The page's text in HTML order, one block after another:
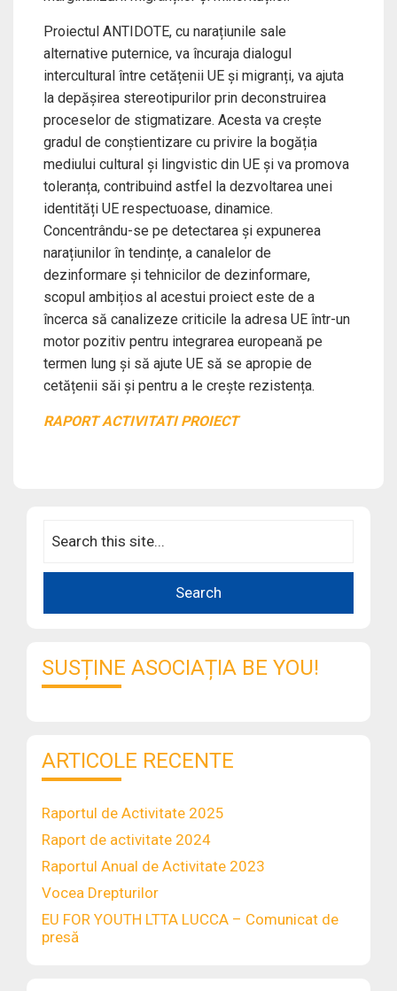
Proiectul ANTIDOTE, cu narațiunile sale
alternative puternice, va încuraja dialogul
intercultural între cetățenii UE și migranți, va ajuta
la depășirea stereotipurilor prin deconstruirea
proceselor de stigmatizare. Acesta va crește
gradul de conștientizare cu privire la bogăția
mediului cultural și lingvistic din UE și va promova
toleranța, contribuind astfel la dezvoltarea unei
identități UE respectuoase, dinamice.
Concentrându-se pe detectarea și expunerea
narațiunilor în tendințe, a canalelor de
dezinformare și tehnicilor de dezinformare,
scopul ambițios al acestui proiect este de a
încerca să canalizeze criticile la adresa UE într-un
motor pozitiv pentru integrarea europeană pe
termen lung și să ajute UE să se apropie de
cetățenii săi și pentru a le crește rezistența.
RAPORT ACTIVITATI PROIECT
SUSȚINE ASOCIAȚIA BE YOU!
ARTICOLE RECENTE
Raportul de Activitate 2025
Raport de activitate 2024
Raportul Anual de Activitate 2023
Vocea Drepturilor
EU FOR YOUTH LTTA LUCCA – Comunicat de
presă